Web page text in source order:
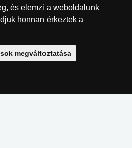
és elemzi a weboldalunk
honnan érkeztek a
megváltoztatása